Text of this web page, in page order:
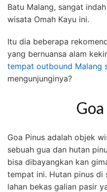
Batu Malang, sangat
wisata Omah Kayu ini.
Itu dia beberapa
yang bernuansa alam
tempat outbound Malang
mengunjunginya?
Goa Pinus adalah objek
sebuah gua dan hutan
bisa dibayangkan kan
tempat ini. Hutan pinus di
lahan bekas galian pasir